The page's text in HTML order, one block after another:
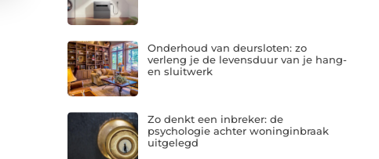
Onderhoud van deursloten: zo
verleng je de levensduur van je hang-
en sluitwerk
Zo denkt een inbreker: de
psychologie achter woninginbraak
uitgelegd